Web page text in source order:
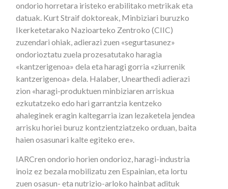
ondorio horretara iristeko erabilitako metrikak eta
datuak. Kurt Straif doktoreak, Minbiziari buruzko
Ikerketetarako Nazioarteko Zentroko (CIIC)
zuzendari ohiak, adierazi zuen «segurtasunez»
ondorioztatu zuela prozesatutako haragia
«kantzerigenoa» dela eta haragi gorria «ziurrenik
kantzerigenoa» dela. Halaber, Unearthedi adierazi
zion «haragi-produktuen minbiziaren arriskua
ezkutatzeko edo hari garrantzia kentzeko
ahaleginek eragin kaltegarria izan lezaketela jendea
arrisku horiei buruz kontzientziatzeko orduan, baita
haien osasunari kalte egiteko ere».
IARCren ondorio horien ondorioz, haragi-industria
inoiz ez bezala mobilizatu zen Espainian, eta lortu
zuen osasun- eta nutrizio-arloko hainbat adituk